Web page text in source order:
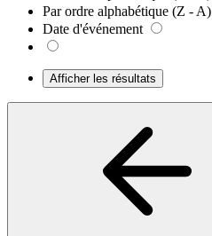
Par ordre alphabétique (Z - A)
Date d'événement
Afficher les résultats